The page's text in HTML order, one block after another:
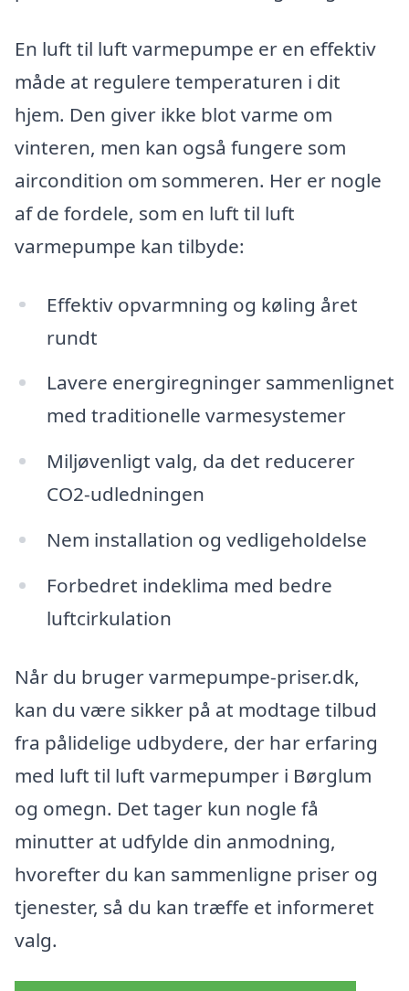
En luft til luft varmepumpe er en effektiv
måde at regulere temperaturen i dit
hjem. Den giver ikke blot varme om
vinteren, men kan også fungere som
aircondition om sommeren. Her er nogle
af de fordele, som en luft til luft
varmepumpe kan tilbyde:
Effektiv opvarmning og køling året
rundt
Lavere energiregninger sammenlignet
med traditionelle varmesystemer
Miljøvenligt valg, da det reducerer
CO2-udledningen
Nem installation og vedligeholdelse
Forbedret indeklima med bedre
luftcirkulation
Når du bruger varmepumpe-priser.dk,
kan du være sikker på at modtage tilbud
fra pålidelige udbydere, der har erfaring
med luft til luft varmepumper i Børglum
og omegn. Det tager kun nogle få
minutter at udfylde din anmodning,
hvorefter du kan sammenligne priser og
tjenester, så du kan træffe et informeret
valg.